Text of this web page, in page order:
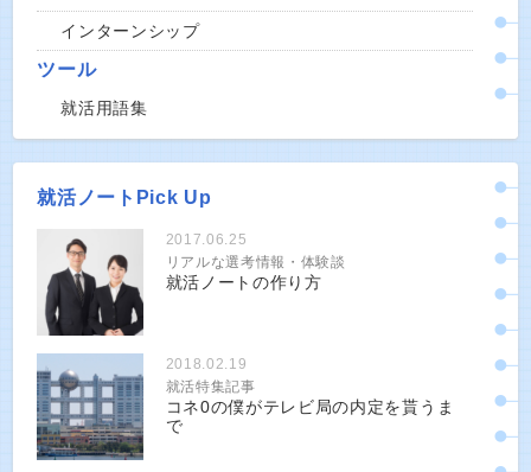
インターンシップ
ツール
就活用語集
就活ノートPick Up
2017.06.25
リアルな選考情報・体験談
就活ノートの作り方
2018.02.19
就活特集記事
コネ0の僕がテレビ局の内定を貰うま
で